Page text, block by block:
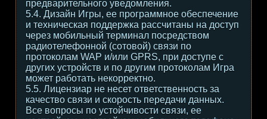
предварительного уведомления.
5.4. Дизайн Игры, ее программное обеспечение
и техническая поддержка рассчитаны на доступ
через мобильный терминал посредством
радиотелефонной (сотовой) связи по
протоколам WAP и/или GPRS, при доступе с
других устройств и по другим протоколам Игра
может работать некорректно.
5.5. Лицензиар не несет ответственность за
качество связи и скорость передачи данных.
Все вопросы по устойчивости связи, ее